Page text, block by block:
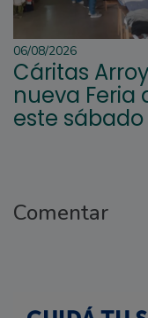
06/08/2026
Cáritas
nueva Feria
este sábado
Comentar